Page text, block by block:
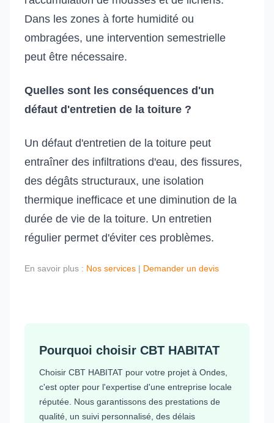
Dans les zones à forte humidité ou
ombragées, une intervention semestrielle
peut être nécessaire.
Quelles sont les conséquences d'un
défaut d'entretien de la toiture ?
Un défaut d'entretien de la toiture peut
entraîner des infiltrations d'eau, des fissures,
des dégâts structuraux, une isolation
thermique inefficace et une diminution de la
durée de vie de la toiture. Un entretien
régulier permet d'éviter ces problèmes.
En savoir plus : Nos services | Demander un devis
Pourquoi choisir CBT HABITAT
Choisir CBT HABITAT pour votre projet à Ondes,
c'est opter pour l'expertise d'une entreprise locale
réputée. Nous garantissons des prestations de
qualité, un suivi personnalisé, des délais